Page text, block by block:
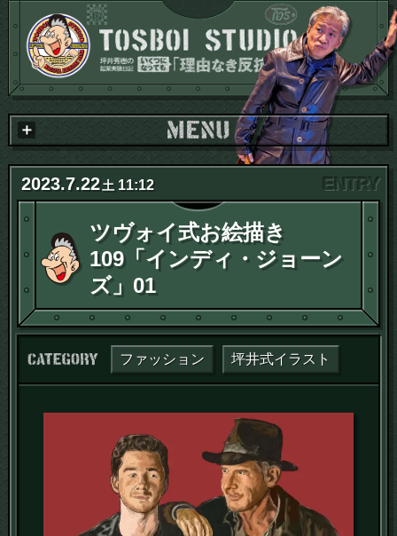
2023.7.22土 11:12
ツヴォイ式お絵描き
109「インディ・ジョーン
ズ」01
カテゴリー：
ファッション 坪井式イラスト